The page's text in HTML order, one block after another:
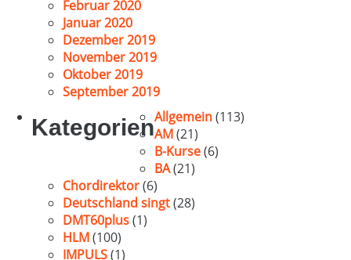
Februar 2020
Januar 2020
Dezember 2019
November 2019
Oktober 2019
September 2019
KategorienAllgemein(113)
AM(21)
B-Kurse(6)
BA(21)
Chordirektor(6)
Deutschland singt(28)
DMT60plus(1)
HLM(100)
IMPULS(1)